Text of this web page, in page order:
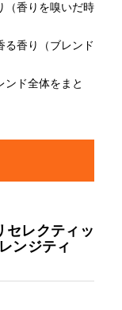
（香りを嗅いだ時
る香り（ブレンド
ンド全体をまと
レクティッ
ンジティ